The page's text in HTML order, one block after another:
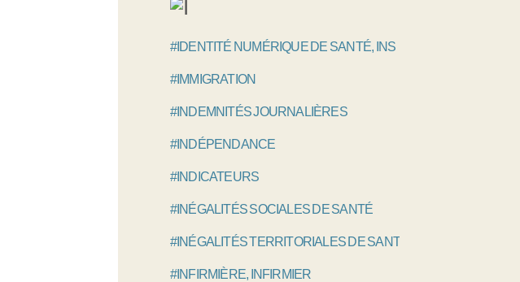
#IDENTITÉ NUMÉRIQUE DE SANTÉ, INS
#IMMIGRATION
#INDEMNITÉS JOURNALIÈRES
#INDÉPENDANCE
#INDICATEURS
#INÉGALITÉS SOCIALES DE SANTÉ
#INÉGALITÉS TERRITORIALES DE SANTÉ
#INFIRMIÈRE, INFIRMIER